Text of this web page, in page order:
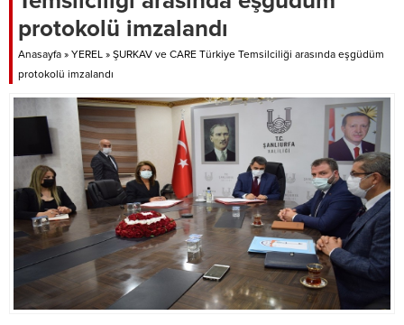
protokolü imzalandı
Anasayfa » YEREL » ŞURKAV ve CARE Türkiye Temsilciliği arasında eşgüdüm
protokolü imzalandı